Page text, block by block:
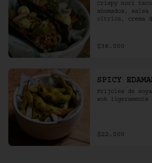
Crispy nori
ahumados, salsa
cítrica, crema
$36.000
SPICY
Frijoles de
wok ligeramente
$22.000